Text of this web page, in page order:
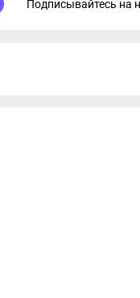
Подписывайтесь на